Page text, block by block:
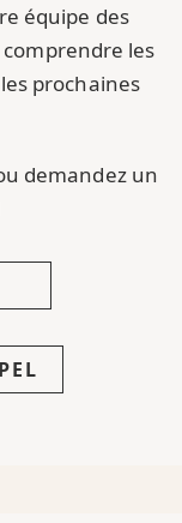
équipe des
les
prochaines
demandez un